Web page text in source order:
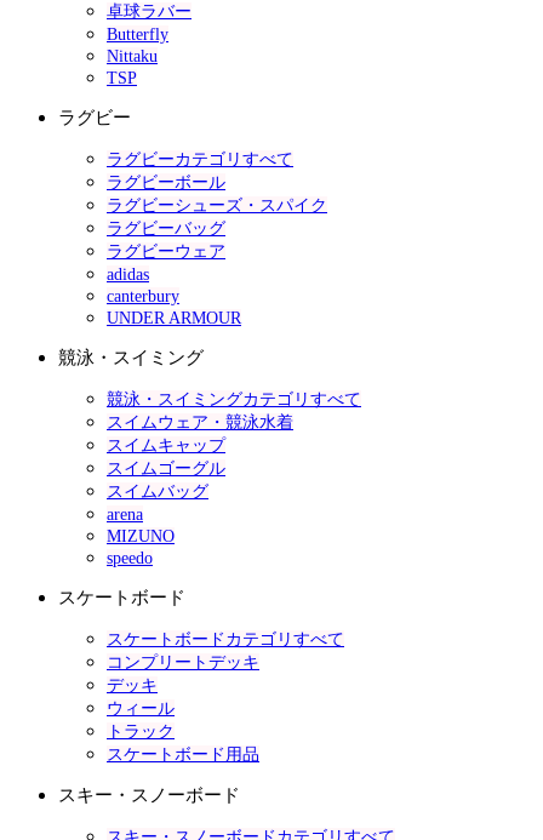
卓球ラバー
Butterfly
Nittaku
TSP
ラグビー
ラグビーカテゴリすべて
ラグビーボール
ラグビーシューズ・スパイク
ラグビーバッグ
ラグビーウェア
adidas
canterbury
UNDER ARMOUR
競泳・スイミング
競泳・スイミングカテゴリすべて
スイムウェア・競泳水着
スイムキャップ
スイムゴーグル
スイムバッグ
arena
MIZUNO
speedo
スケートボード
スケートボードカテゴリすべて
コンプリートデッキ
デッキ
ウィール
トラック
スケートボード用品
スキー・スノーボード